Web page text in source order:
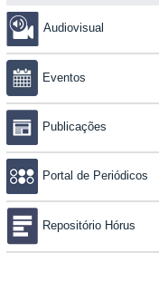
Audiovisual
Eventos
Publicações
Portal de Periódicos
Repositório Hórus